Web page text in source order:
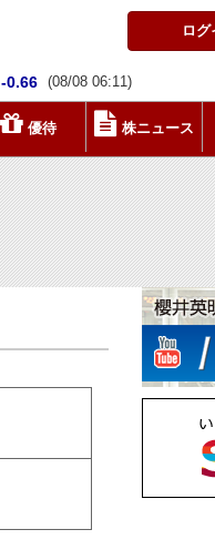
ログ
-0.66 (08/08 06:11)
優待 株ニュース